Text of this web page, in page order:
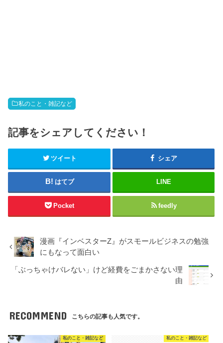
私のこと・雑記など
記事をシェアしてください！
ツイート シェア
はてブ LINE
Pocket feedly
漫画『インベスターZ』がスモールビジネスの勉強
にもなって面白い
「ぶっちゃけバレない」けど経費をごまかさない理
由
RECOMMEND こちらの記事も人気です。
私のこと・雑記など 私のこと・雑記など